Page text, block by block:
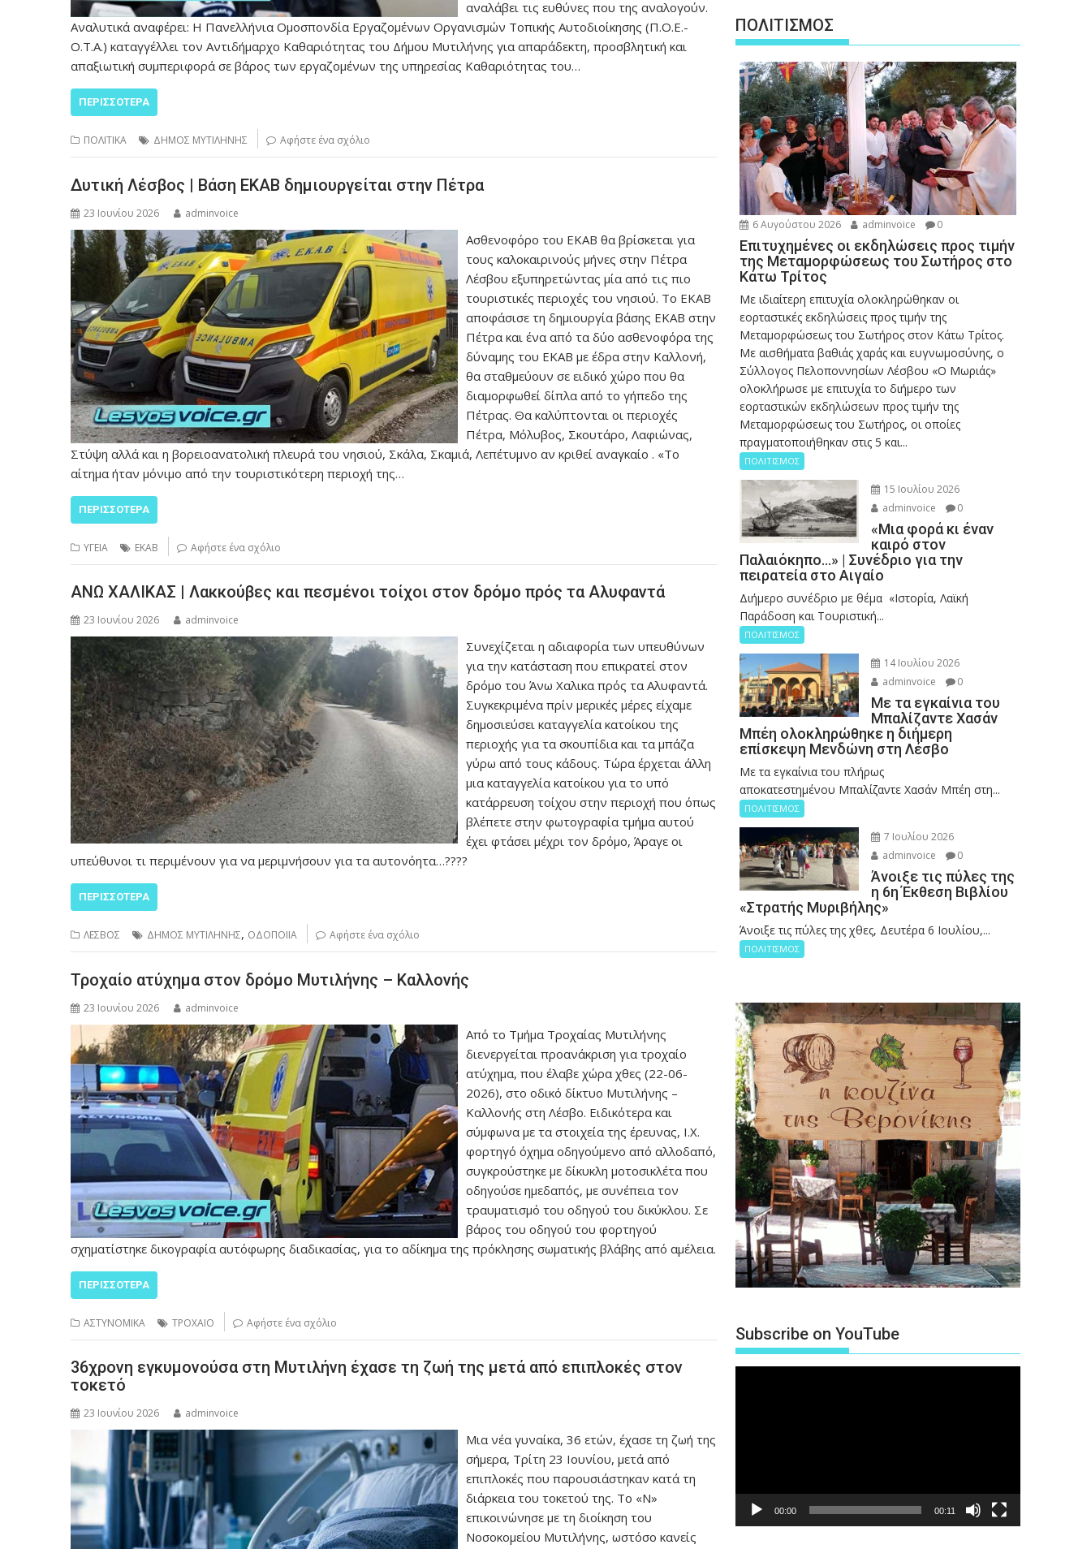
αναλάβει τις ευθύνες που της αναλογούν.
Αναλυτικά αναφέρει: Η Πανελλήνια Ομοσπονδία Εργαζομένων Οργανισμών Τοπικής Αυτοδιοίκησης (Π.Ο.Ε.-
Ο.Τ.Α.) καταγγέλλει τον Αντιδήμαρχο Καθαριότητας του Δήμου Μυτιλήνης για απαράδεκτη, προσβλητική και
απαξιωτική συμπεριφορά σε βάρος των εργαζομένων της υπηρεσίας Καθαριότητας του…
ΠΕΡΙΣΣΌΤΕΡΑ
ΠΟΛΙΤΙΚΑ ΔΗΜΟΣ ΜΥΤΙΛΗΝΗΣ Αφήστε ένα σχόλιο
Δυτική Λέσβος | Βάση ΕΚΑΒ δημιουργείται στην Πέτρα
23 Ιουνίου 2026 adminvoice
Ασθενοφόρο του ΕΚΑΒ θα βρίσκεται για
τους καλοκαιρινούς μήνες στην Πέτρα
Λέσβου εξυπηρετώντας μία από τις πιο
τουριστικές περιοχές του νησιού. Το ΕΚΑΒ
αποφάσισε τη δημιουργία βάσης ΕΚΑΒ στην
Πέτρα και ένα από τα δύο ασθενοφόρα της
δύναμης του ΕΚΑΒ με έδρα στην Καλλονή,
θα σταθμεύουν σε ειδικό χώρο που θα
διαμορφωθεί δίπλα από το γήπεδο της
Πέτρας. Θα καλύπτονται οι περιοχές
Πέτρα, Μόλυβος, Σκουτάρο, Λαφιώνας,
Στύψη αλλά και η βορειοανατολική πλευρά του νησιού, Σκάλα, Σκαμιά, Λεπέτυμνο αν κριθεί αναγκαίο . «Το
αίτημα ήταν μόνιμο από την τουριστικότερη περιοχή της…
ΠΕΡΙΣΣΌΤΕΡΑ
ΥΓΕΙΑ ΕΚΑΒ Αφήστε ένα σχόλιο
ΑΝΩ ΧΑΛΙΚΑΣ | Λακκούβες και πεσμένοι τοίχοι στον δρόμο πρός τα Αλυφαντά
23 Ιουνίου 2026 adminvoice
Συνεχίζεται η αδιαφορία των υπευθύνων
για την κατάσταση που επικρατεί στον
δρόμο του Άνω Χαλικα πρός τα Αλυφαντά.
Συγκεκριμένα πρίν μερικές μέρες είχαμε
δημοσιεύσει καταγγελία κατοίκου της
περιοχής για τα σκουπίδια και τα μπάζα
γύρω από τους κάδους. Τώρα έρχεται άλλη
μια καταγγελία κατοίκου για το υπό
κατάρρευση τοίχου στην περιοχή που όπως
βλέπετε στην φωτογραφία τμήμα αυτού
έχει φτάσει μέχρι τον δρόμο, Άραγε οι
υπεύθυνοι τι περιμένουν για να μεριμνήσουν για τα αυτονόητα…????
ΠΕΡΙΣΣΌΤΕΡΑ
ΛΕΣΒΟΣ ΔΗΜΟΣ ΜΥΤΙΛΗΝΗΣ, ΟΔΟΠΟΙΙΑ Αφήστε ένα σχόλιο
Τροχαίο ατύχημα στον δρόμο Μυτιλήνης – Καλλονής
23 Ιουνίου 2026 adminvoice
Από το Τμήμα Τροχαίας Μυτιλήνης
διενεργείται προανάκριση για τροχαίο
ατύχημα, που έλαβε χώρα χθες (22-06-
2026), στο οδικό δίκτυο Μυτιλήνης –
Καλλονής στη Λέσβο. Ειδικότερα και
σύμφωνα με τα στοιχεία της έρευνας, Ι.Χ.
φορτηγό όχημα οδηγούμενο από αλλοδαπό,
συγκρούστηκε με δίκυκλη μοτοσικλέτα που
οδηγούσε ημεδαπός, με συνέπεια τον
τραυματισμό του οδηγού του δικύκλου. Σε
βάρος του οδηγού του φορτηγού
σχηματίστηκε δικογραφία αυτόφωρης διαδικασίας, για το αδίκημα της πρόκλησης σωματικής βλάβης από αμέλεια.
ΠΕΡΙΣΣΌΤΕΡΑ
ΑΣΤΥΝΟΜΙΚΑ ΤΡΟΧΑΙΟ Αφήστε ένα σχόλιο
36χρονη εγκυμονούσα στη Μυτιλήνη έχασε τη ζωή της μετά από επιπλοκές στον
τοκετό
23 Ιουνίου 2026 adminvoice
Μια νέα γυναίκα, 36 ετών, έχασε τη ζωή της
σήμερα, Τρίτη 23 Ιουνίου, μετά από
επιπλοκές που παρουσιάστηκαν κατά τη
διάρκεια του τοκετού της. Το «Ν»
επικοινώνησε με τη διοίκηση του
Νοσοκομείου Μυτιλήνης, ωστόσο κανείς
ΠΟΛΙΤΙΣΜΟΣ
6 Αυγούστου 2026 adminvoice 0
Επιτυχημένες οι εκδηλώσεις προς τιμήν
της Μεταμορφώσεως του Σωτήρος στο
Κάτω Τρίτος
Με ιδιαίτερη επιτυχία ολοκληρώθηκαν οι
εορταστικές εκδηλώσεις προς τιμήν της
Μεταμορφώσεως του Σωτήρος στον Κάτω Τρίτος.
Με αισθήματα βαθιάς χαράς και ευγνωμοσύνης, ο
Σύλλογος Πελοποννησίων Λέσβου «Ο Μωριάς»
ολοκλήρωσε με επιτυχία το διήμερο των
εορταστικών εκδηλώσεων προς τιμήν της
Μεταμορφώσεως του Σωτήρος, οι οποίες
πραγματοποιήθηκαν στις 5 και...
ΠΟΛΙΤΙΣΜΟΣ
15 Ιουλίου 2026
adminvoice
0
«Μια φορά κι έναν
καιρό στον
Παλαιόκηπο…» | Συνέδριο για την
πειρατεία στο Αιγαίο
Διήμερο συνέδριο με θέμα «Ιστορία, Λαϊκή
Παράδοση και Τουριστική...
ΠΟΛΙΤΙΣΜΟΣ
14 Ιουλίου 2026
adminvoice
0
Με τα εγκαίνια του
Μπαλίζαντε Χασάν
Μπέη ολοκληρώθηκε η διήμερη
επίσκεψη Μενδώνη στη Λέσβο
Με τα εγκαίνια του πλήρως
αποκατεστημένου Μπαλίζαντε Χασάν Μπέη στη...
ΠΟΛΙΤΙΣΜΟΣ
7 Ιουλίου 2026
adminvoice
0
Άνοιξε τις πύλες της
η 6η Έκθεση Βιβλίου
«Στρατής Μυριβήλης»
Άνοιξε τις πύλες της χθες, Δευτέρα 6 Ιουλίου,...
ΠΟΛΙΤΙΣΜΟΣ
Subscribe on YouTube
00:00 00:11